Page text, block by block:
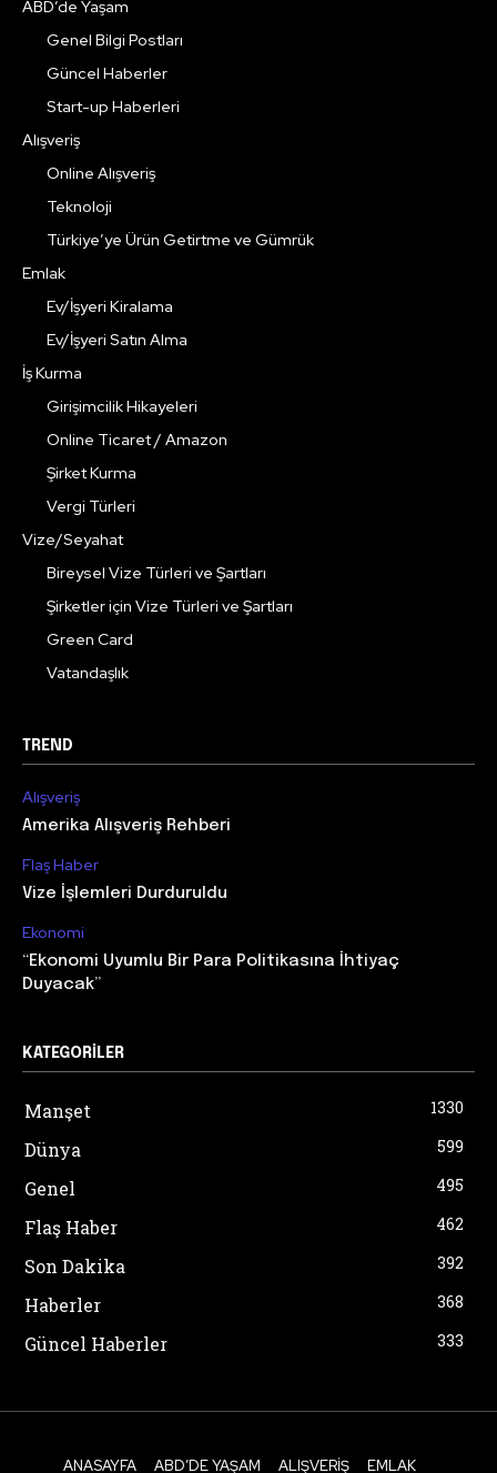
ABD’de Yaşam
Genel Bilgi Postları
Güncel Haberler
Start-up Haberleri
Alışveriş
Online Alışveriş
Teknoloji
Türkiye’ye Ürün Getirtme ve Gümrük
Emlak
Ev/İşyeri Kiralama
Ev/İşyeri Satın Alma
İş Kurma
Girişimcilik Hikayeleri
Online Ticaret / Amazon
Şirket Kurma
Vergi Türleri
Vize/Seyahat
Bireysel Vize Türleri ve Şartları
Şirketler için Vize Türleri ve Şartları
Green Card
Vatandaşlık
TREND
Alışveriş
Amerika Alışveriş Rehberi
Flaş Haber
Vize İşlemleri Durduruldu
Ekonomi
“Ekonomi Uyumlu Bir Para Politikasına İhtiyaç
Duyacak”
KATEGORILER
Manşet 1330
Dünya 599
Genel 495
Flaş Haber 462
Son Dakika 392
Haberler 368
Güncel Haberler 333
ANASAYFA ABD’DE YAŞAM ALIŞVERIŞ EMLAK